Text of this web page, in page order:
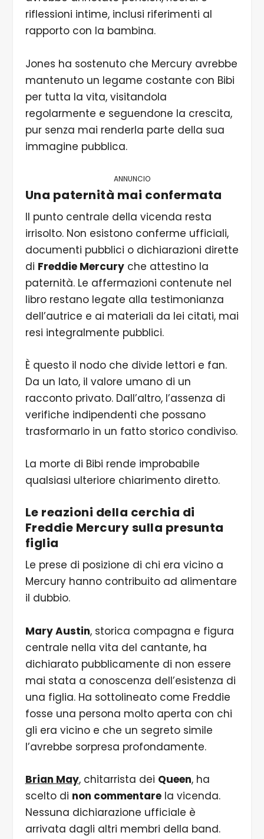
riflessioni intime, inclusi riferimenti al
rapporto con la bambina.
Jones ha sostenuto che Mercury avrebbe
mantenuto un legame costante con Bibi
per tutta la vita, visitandola
regolarmente e seguendone la crescita,
pur senza mai renderla parte della sua
immagine pubblica.
ANNUNCIO
Una paternità mai confermata
Il punto centrale della vicenda resta
irrisolto. Non esistono conferme ufficiali,
documenti pubblici o dichiarazioni dirette
di Freddie Mercuryche attestino la
paternità. Le affermazioni contenute nel
libro restano legate alla testimonianza
dell’autrice e ai materiali da lei citati, mai
resi integralmente pubblici.
È questo il nodo che divide lettori e fan.
Da un lato, il valore umano di un
racconto privato. Dall’altro, l’assenza di
verifiche indipendenti che possano
trasformarlo in un fatto storico condiviso.
La morte di Bibi rende improbabile
qualsiasi ulteriore chiarimento diretto.
Le reazioni della cerchia di
Freddie Mercury sulla presunta
figlia
Le prese di posizione di chi era vicino a
Mercury hanno contribuito ad alimentare
il dubbio.
Mary Austin, storica compagna e figura
centrale nella vita del cantante, ha
dichiarato pubblicamente di non essere
mai stata a conoscenza dell’esistenza di
una figlia. Ha sottolineato come Freddie
fosse una persona molto aperta con chi
gli era vicino e che un segreto simile
l’avrebbe sorpresa profondamente.
Brian May, chitarrista dei Queen, ha
scelto di non commentarela vicenda.
Nessuna dichiarazione ufficiale è
arrivata dagli altri membri della band.